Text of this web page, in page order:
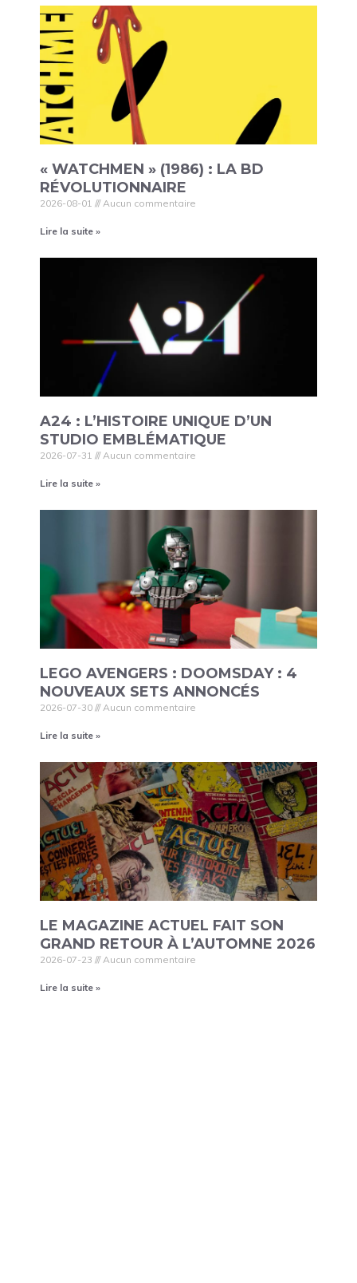
« WATCHMEN » (1986) : LA BD
RÉVOLUTIONNAIRE
2026-08-01 Aucun commentaire
Lire la suite »
A24 : L’HISTOIRE UNIQUE D’UN
STUDIO EMBLÉMATIQUE
2026-07-31 Aucun commentaire
Lire la suite »
LEGO AVENGERS : DOOMSDAY : 4
NOUVEAUX SETS ANNONCÉS
2026-07-30 Aucun commentaire
Lire la suite »
LE MAGAZINE ACTUEL FAIT SON
GRAND RETOUR À L’AUTOMNE 2026
2026-07-23 Aucun commentaire
Lire la suite »